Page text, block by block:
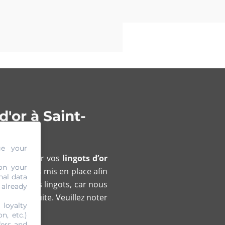
à Saint-
présenter vos lingots d’or
mêmes mis en place afin
sur vos lingots, car nous
est gratuite. Veuillez noter
your
your
data
loyalty
etc.)